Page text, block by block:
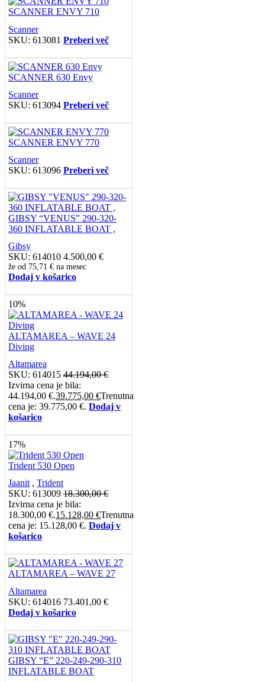
SCANNER ENVY 710
Scanner
SKU: 613081 Preberi več
SCANNER 630 Envy
Scanner
SKU: 613094 Preberi več
SCANNER ENVY 770
Scanner
SKU: 613096 Preberi več
GIBSY “VENUS” 290-320-
360 INFLATABLE BOAT ,
Gibsy
SKU: 614010 4.500,00 €
že od 75,71 € na mesec
Dodaj v košarico
10%
ALTAMAREA – WAVE 24
Diving
Altamarea
SKU: 614015 44.194,00€
Izvirna cena je bila:
44.194,00 €.39.775,00 €Trenutna
cena je: 39.775,00 €. Dodaj v
košarico
17%
Trident 530 Open
Jaanit, Trident
SKU: 613009 18.300,00€
Izvirna cena je bila:
18.300,00 €.15.128,00 €Trenutna
cena je: 15.128,00 €. Dodaj v
košarico
ALTAMAREA – WAVE 27
Altamarea
SKU: 614016 73.401,00 €
Dodaj v košarico
GIBSY “E” 220-249-290-310
INFLATABLE BOAT